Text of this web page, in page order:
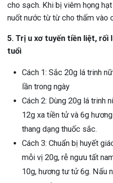
cho sạch. Khi bị viêm họng
nuốt nước từ từ cho thấm vào
5. Trị u xơ tuyến tiền liệt, rối
tuổi
Cách 1: Sắc 20g lá trinh
lần trong ngày
Cách 2: Dùng 20g lá trinh
12g xa tiền tử và 6g
thang dạng thuốc sắc.
Cách 3: Chuẩn bị huyết
mỗi vị 20g, rễ ngưu tất
10g, hương tư tử 6g. Nấu